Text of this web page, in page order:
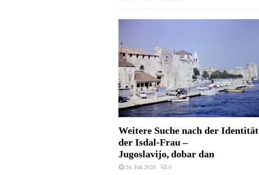
Weitere Suche nach der Identität
der Isdal-Frau –
Jugoslavijo, dobar dan
24. Juli 2020 0